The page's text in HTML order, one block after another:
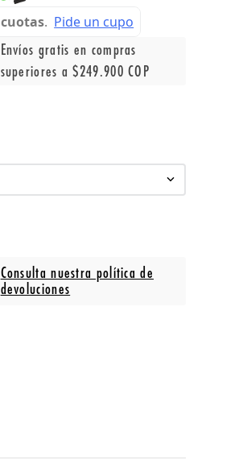
Envíos gratis en compras
superiores a $249.900 COP
Consulta nuestra política de
devoluciones